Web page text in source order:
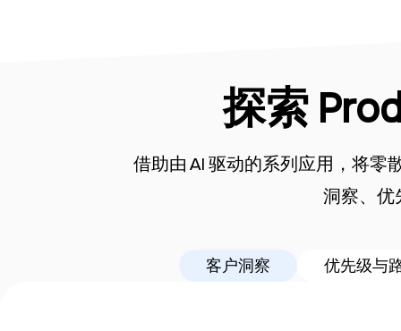
探索
借助由 AI 驱动的系列应用，将零
洞察、优
客户洞察 优先级与